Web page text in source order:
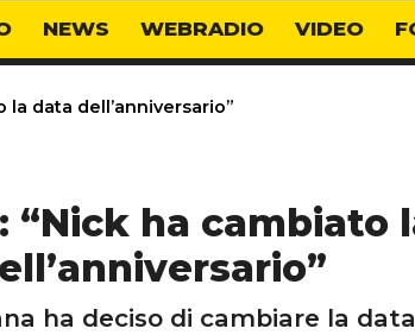
NEWS WEBRADIO VIDEO
la data dell’anniversario”
“Nick ha cambiato
ha deciso di cambiare la